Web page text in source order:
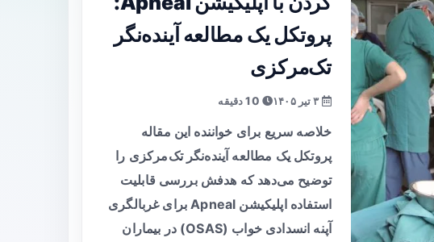
پروتکل یک مطالعه آینده‌نگر
تک‌مرکزی
خلاصه سریع برای خواننده این مقاله
پروتکل یک مطالعه آینده‌نگر تک‌مرکزی را
توضیح می‌دهد که هدفش بررسی قابلیت
استفاده اپلیکیشن Apneal برای غربالگری
آپنه انسدادی خواب (OSAS) در بیماران